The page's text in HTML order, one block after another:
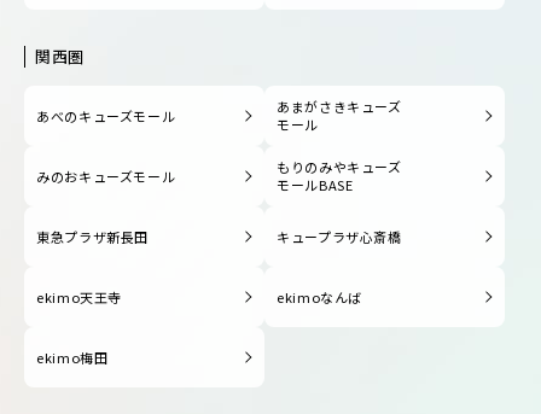
関西圏
あべのキューズモール
あまがさきキューズ
モール
みのおキューズモール
もりのみやキューズ
モールBASE
東急プラザ新長田 キュープラザ心斎橋
ekimo天王寺 ekimoなんば
ekimo梅田